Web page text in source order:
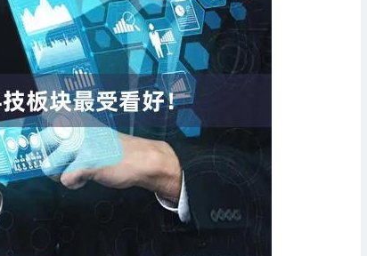
4694.44